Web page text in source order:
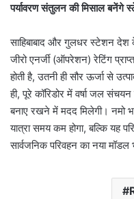
पर्यावरण संतुलन की मिसाल बनेंगे
साहिबाबाद और गुलधर स्टेशन
जीरो एनर्जी (ऑपरेशन) रेटिंग
होती है, उतनी ही सौर ऊर्जा से
ही, पूरे कॉरिडोर में वर्षा जल
बनाए रखने में मदद मिलेगी।
यात्रा समय कम होगा, बल्कि यह
सार्वजनिक परिवहन का नया मॉडल